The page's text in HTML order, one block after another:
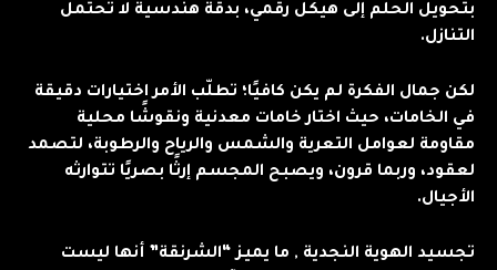
بتحويل الحلم إلى هيكل رقمي، بدقة هندسية لا تحتمل
التنازل.
لكن جمال الفكرة لم يكن كافيًا؛ تطلّب الأمر اختيارات دقيقة
في الخامات، حيث اختار خامات معدنية ونقوشًا محلية
مقاومة لعوامل التعرية والشمس والرياح والرطوبة، لتصمد
لعقود، وربما قرون، ويصبح المجسم إرثًا بصريًا تتوارثه
الأجيال.
تجسيد الهوية النجدية , ما يميز “الشرنقة” أنها ليست